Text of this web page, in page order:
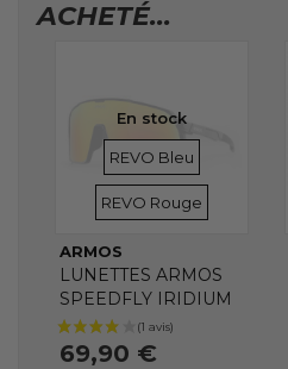
ACHETÉ...
En stock
VERRES
REVO Bleu
VERRES
REVO Rouge
ARMOS
LUNETTES ARMOS
SPEEDFLY IRIDIUM
69,90 €